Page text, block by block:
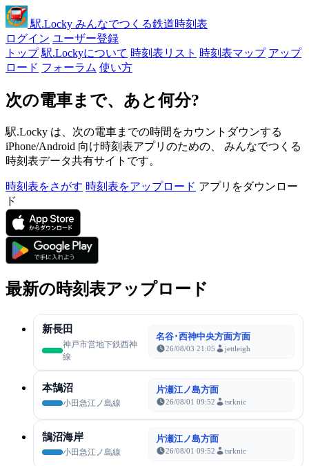
駅.Locky みんなでつくる鉄道時刻表
ログイン ユーザー登録
トップ 駅.Lockyについて 時刻表リスト 時刻表マップ アップ
ロード フォーラム 使い方
次の電車まで、あと何分?
駅.Locky は、次の電車までの時間をカウントダウンする
iPhone/Android 向け時刻表アプリのための、 みんなでつくる
時刻表データ共有サイトです。
時刻表をさがす 時刻表をアップロード アプリをダウンロー
ド
最新の時刻表アップロード
新長田
神戸市営地下鉄西神
線
名谷･西神中央方面方面
26/08/03 21:05 jettleigh
本鵠沼
小田急江ノ島線
片瀬江ノ島方面
26/08/01 09:52 tsrknic
鵠沼海岸
小田急江ノ島線
片瀬江ノ島方面
26/08/01 09:52 tsrknic